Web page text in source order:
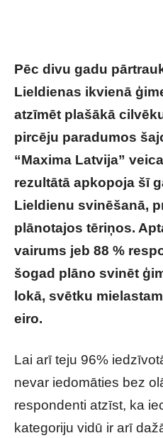
Pēc divu gadu
Lieldienas ikvienā
atzīmēt plašākā
pircēju paradumos
“Maxima Latvija”
rezultātā apkopoja šī
Lieldienu svinēšanā,
plānotajos tēriņos.
vairums jeb 88 %
šogad plāno svinēt
lokā, svētku
eiro.
Lai arī teju 96%
nevar iedomāties bez
respondenti atzīst, ka
kategoriju vidū ir arī